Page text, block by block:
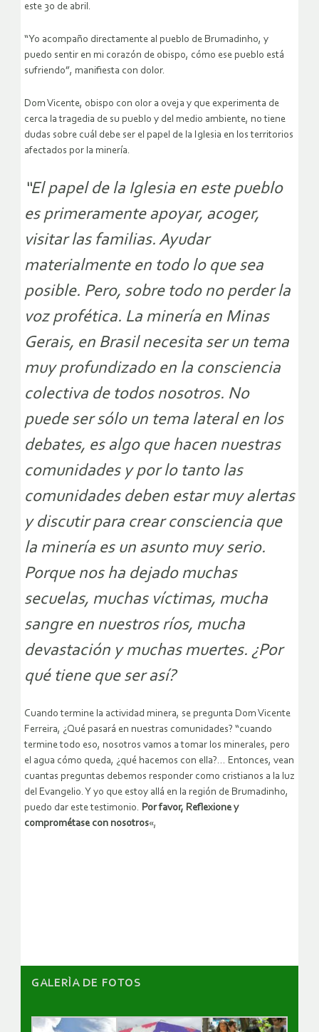
este 30 de abril.
“Yo acompaño directamente al pueblo de Brumadinho, y
puedo sentir en mi corazón de obispo, cómo ese pueblo está
sufriendo”, manifiesta con dolor.
Dom Vicente, obispo con olor a oveja y que experimenta de
cerca la tragedia de su pueblo y del medio ambiente, no tiene
dudas sobre cuál debe ser el papel de la Iglesia en los territorios
afectados por la minería.
“El papel de la Iglesia en este pueblo
es primeramente apoyar, acoger,
visitar las familias. Ayudar
materialmente en todo lo que sea
posible. Pero, sobre todo no perder la
voz profética. La minería en Minas
Gerais, en Brasil necesita ser un tema
muy profundizado en la consciencia
colectiva de todos nosotros. No
puede ser sólo un tema lateral en los
debates, es algo que hacen nuestras
comunidades y por lo tanto las
comunidades deben estar muy alertas
y discutir para crear consciencia que
la minería es un asunto muy serio.
Porque nos ha dejado muchas
secuelas, muchas víctimas, mucha
sangre en nuestros ríos, mucha
devastación y muchas muertes. ¿Por
qué tiene que ser así?
Cuando termine la actividad minera, se pregunta Dom Vicente
Ferreira, ¿Qué pasará en nuestras comunidades? “cuando
termine todo eso, nosotros vamos a tomar los minerales, pero
el agua cómo queda, ¿qué hacemos con ella?… Entonces, vean
cuantas preguntas debemos responder como cristianos a la luz
del Evangelio. Y yo que estoy allá en la región de Brumadinho,
puedo dar este testimonio. Por favor, Reflexione y
comprométase con nosotros«,
GALERÌA DE FOTOS